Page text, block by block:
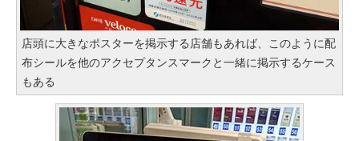
店頭に大きなポスターを掲示する店舗もあれば、このように配
布シールを他のアクセプタンスマークと一緒に掲示するケース
もある